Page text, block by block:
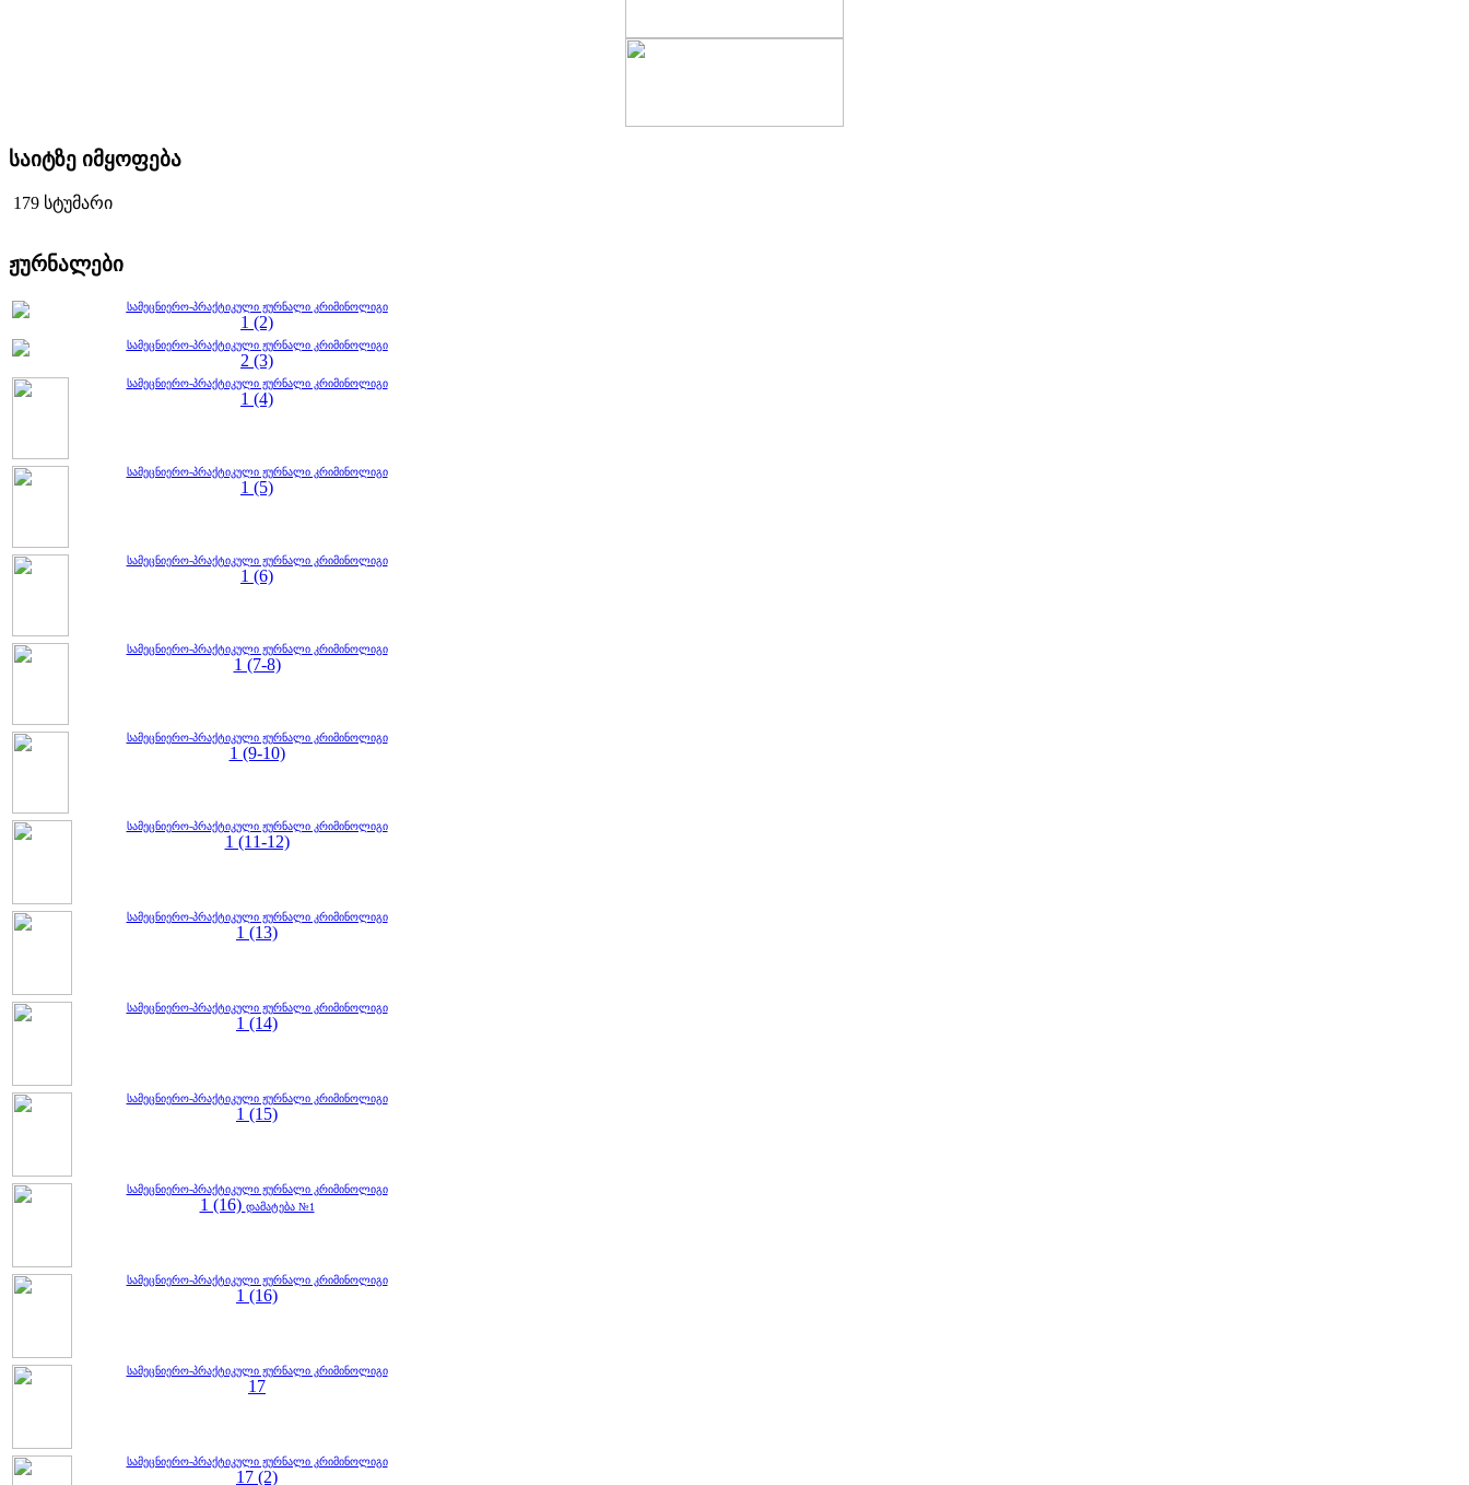
საიტზე იმყოფება
179 სტუმარი
ჟურნალები
სამეცნიერო-პრაქტიკული ჟურნალი კრიმინოლიგი
1 (2)
სამეცნიერო-პრაქტიკული ჟურნალი კრიმინოლიგი
2 (3)
სამეცნიერო-პრაქტიკული ჟურნალი კრიმინოლიგი
1 (4)
სამეცნიერო-პრაქტიკული ჟურნალი კრიმინოლიგი
1 (5)
სამეცნიერო-პრაქტიკული ჟურნალი კრიმინოლიგი
1 (6)
სამეცნიერო-პრაქტიკული ჟურნალი კრიმინოლიგი
1 (7-8)
სამეცნიერო-პრაქტიკული ჟურნალი კრიმინოლიგი
1 (9-10)
სამეცნიერო-პრაქტიკული ჟურნალი კრიმინოლიგი
1 (11-12)
სამეცნიერო-პრაქტიკული ჟურნალი კრიმინოლიგი
1 (13)
სამეცნიერო-პრაქტიკული ჟურნალი კრიმინოლიგი
1 (14)
სამეცნიერო-პრაქტიკული ჟურნალი კრიმინოლიგი
1 (15)
სამეცნიერო-პრაქტიკული ჟურნალი კრიმინოლიგი
1 (16) დამატება №1
სამეცნიერო-პრაქტიკული ჟურნალი კრიმინოლიგი
1 (16)
სამეცნიერო-პრაქტიკული ჟურნალი კრიმინოლიგი
17
სამეცნიერო-პრაქტიკული ჟურნალი კრიმინოლიგი
17 (2)